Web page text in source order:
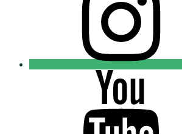
Добровольцы